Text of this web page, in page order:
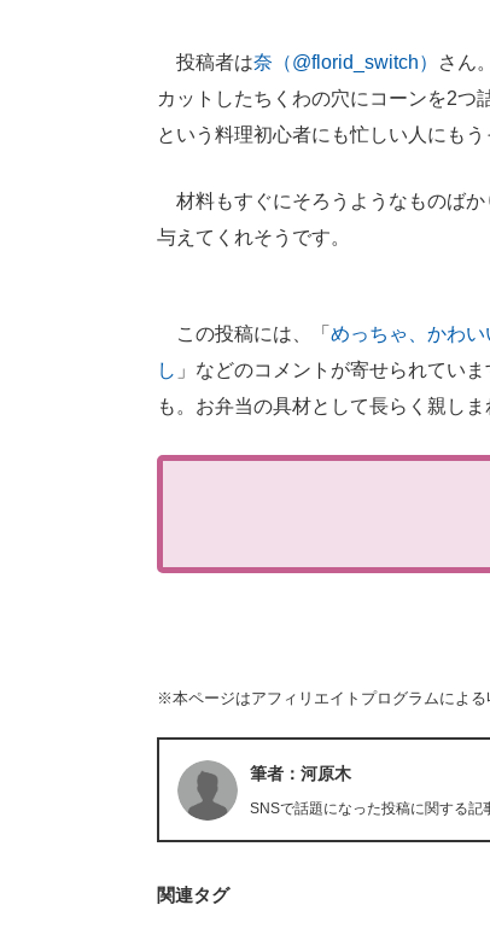
投稿者は奈（@florid_switch）
さん
カットしたちくわの穴にコーンを2つ
という料理初心者にも忙しい人にもう
材料もすぐにそろうようなものばか
与えてくれそうです。
この投稿には、「 めっちゃ、かわい
し 」などのコメントが寄せられていま
も。お弁当の具材として長らく親し
※本ページはアフィリエイトプログラムによる
筆者：河原木
SNSで話題になった投稿に関する記
関連タグ